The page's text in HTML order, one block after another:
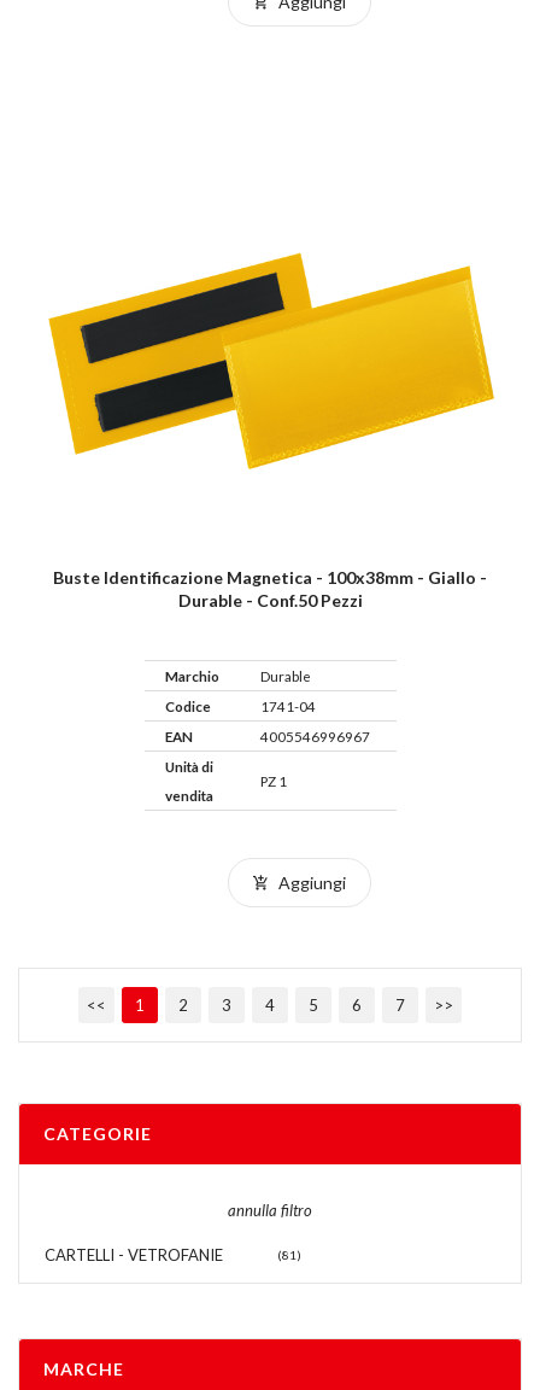
Buste Identificazione Magnetica - 100x38mm - Giallo -
Durable - Conf.50 Pezzi
Marchio
Durable
Codice
1741-04
EAN
4005546996967
Unità di
vendita
PZ 1
Aggiungi
<< 1 2 3 4 5 6 7 >>
CATEGORIE
annulla filtro
CARTELLI - VETROFANIE (81)
MARCHE